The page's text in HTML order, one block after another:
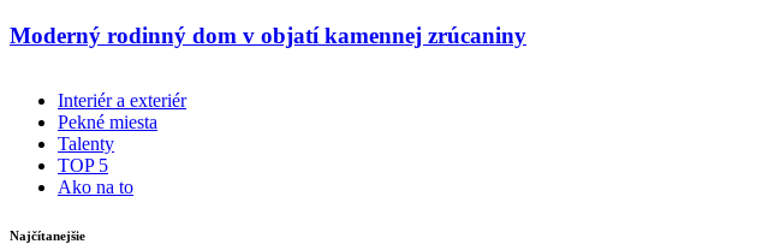
Moderný rodinný dom v objatí kamennej zrúcaniny
Interiér a exteriér
Pekné miesta
Talenty
TOP 5
Ako na to
Najčítanejšie